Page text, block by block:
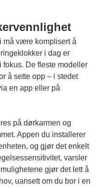
må være komplisert å
i dag er
De fleste modeller
å sette opp – i stedet
en app eller på
på dørkarmen og
Appen du installerer
og gjør det enkelt
varsler
gjør det lett å
uansett om du bor i en